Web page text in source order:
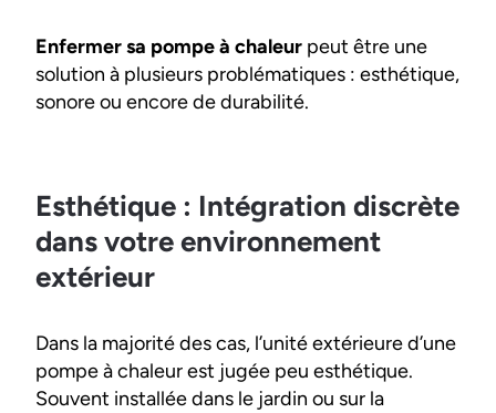
Enfermer sa pompe à chaleur peut être une
solution à plusieurs problématiques : esthétique,
sonore ou encore de durabilité.
Esthétique : Intégration discrète
dans votre environnement
extérieur
Dans la majorité des cas, l’unité extérieure d’une
pompe à chaleur est jugée peu esthétique.
Souvent installée dans le jardin ou sur la